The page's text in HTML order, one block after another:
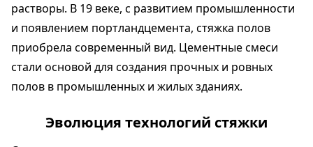
растворы. В 19 веке, с развитием промышленности
и появлением портландцемента, стяжка полов
приобрела современный вид. Цементные смеси
стали основой для создания прочных и ровных
полов в промышленных и жилых зданиях.
Эволюция технологий стяжки